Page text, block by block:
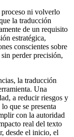
ni volverlo
la traducción
de un requisito
estratégica,
conscientes sobre
perder precisión,
la traducción
Una
a reducir riesgos y
que se presenta
con la autoridad
real del texto
desde el inicio, el